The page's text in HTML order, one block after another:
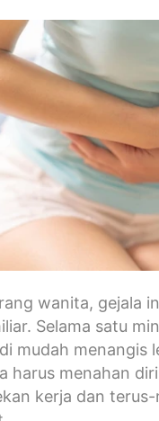
wanita, gejala
Selama satu
mudah menangis
harus menahan
kerja dan